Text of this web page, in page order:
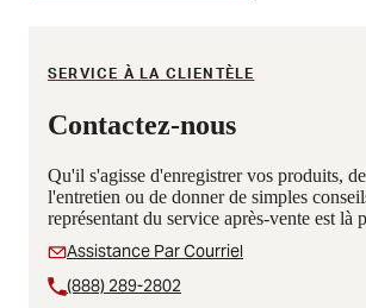
SERVICE À LA CLIENTÈLE
Contactez-nous
Qu'il s'agisse d'enregistrer vos produits,
l'entretien ou de donner de simples
représentant du service après-vente est là
Assistance Par Courriel
(888) 289-2802